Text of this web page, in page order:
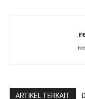
ARTIKEL TERKAIT